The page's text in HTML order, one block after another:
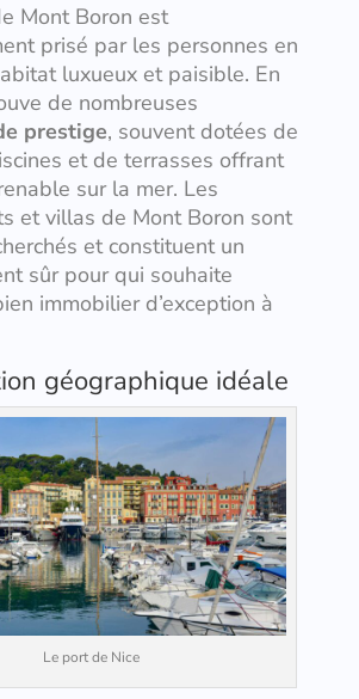
Mont Boron est
prisé par les personnes en
luxueux et paisible. En
de nombreuses
prestige, souvent dotées de
et de terrasses offrant
sur la mer. Les
et villas de Mont Boron sont
et constituent un
sûr pour qui souhaite
immobilier d’exception à
géographique idéale
Le port de Nice